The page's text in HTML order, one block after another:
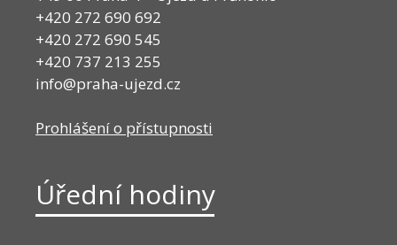
+420 272 690 692
+420 272 690 545
+420 737 213 255
info@praha-ujezd.cz
Prohlášení o přístupnosti
Úřední hodiny